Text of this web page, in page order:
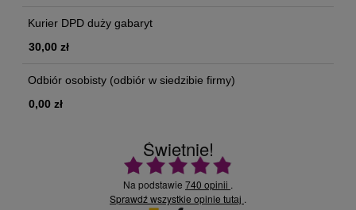
Kurier DPD duży gabaryt
30,00 zł
Odbiór osobisty (odbiór w siedzibie firmy)
0,00 zł
Świetnie!
Ocena średnia 4.9 na 5
Na podstawie 740 opinii .
Sprawdź wszystkie opinie tutaj .